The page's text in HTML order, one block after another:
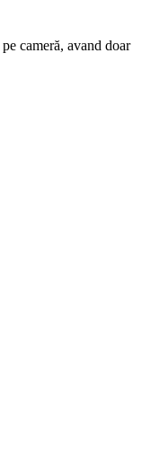
pe cameră, avand doar